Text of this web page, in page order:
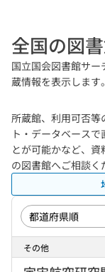
全国の図
国立国会図書館サ
蔵情報を表示します。
所蔵館、利用可否等
ト・データベース
とが可能かなど、
の図書館へご相談く
その他